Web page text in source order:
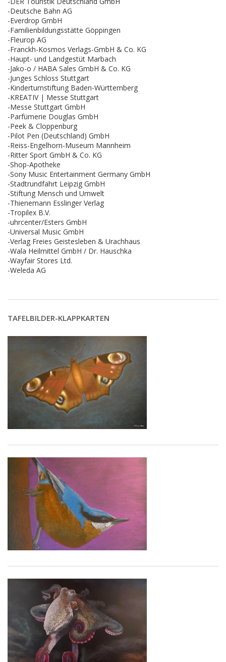
-Deutsche Bahn AG
-Everdrop GmbH
-Familienbildungsstätte Göppingen
-Fleurop AG
-Franckh-Kosmos Verlags-GmbH & Co. KG
-Haupt- und Landgestüt Marbach
-Jako-o / HABA Sales GmbH & Co. KG
-Junges Schloss Stuttgart
-Kinderturnstiftung Baden-Württemberg
-KREATIV | Messe Stuttgart
-Messe Stuttgart GmbH
-Parfümerie Douglas GmbH
-Peek & Cloppenburg
-Pilot Pen (Deutschland) GmbH
-Reiss-Engelhorn-Museum Mannheim
-Ritter Sport GmbH & Co. KG
-Shop-Apotheke
-Sony Music Entertainment Germany GmbH
-Stadtrundfahrt Leipzig GmbH
-Stiftung Mensch und Umwelt
-Thienemann Esslinger Verlag
-Tropilex B.V.
-uhrcenter/Esters GmbH
-Universal Music GmbH
-Verlag Freies Geistesleben & Urachhaus
-Wala Heilmittel GmbH / Dr. Hauschka
-Wayfair Stores Ltd.
-Weleda AG
TAFELBILDER-KLAPPKARTEN